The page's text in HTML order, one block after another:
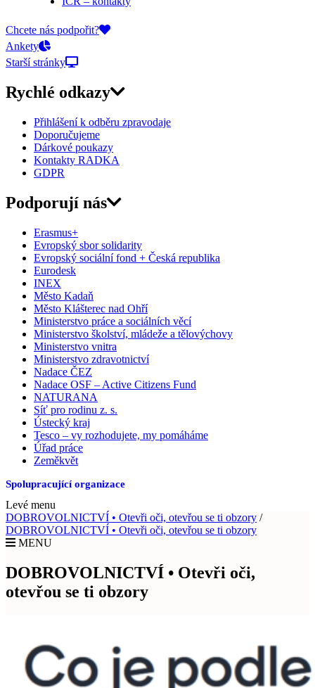
On-line přihlášky
Chcete nás podpořit?
Ankety
Starší stránky
Rychlé odkazy
Přihlášení k odběru zpravodaje
Doporučujeme
Dárkové poukazy
Kontakty RADKA
GDPR
Podporují nás
Erasmus+
Evropský sbor solidarity
Evropský sociální fond + Česká republika
Eurodesk
INEX
Město Kadaň
Město Klášterec nad Ohří
Ministerstvo práce a sociálních věcí
Ministerstvo školství, mládeže a tělovýchovy
Ministerstvo vnitra
Ministerstvo zdravotnictví
Nadace ČEZ
Nadace OSF – Active Citizens Fund
NATURANA
Síť pro rodinu z. s.
Ústecký kraj
Tesco – vy rozhodujete, my pomáháme
Úřad práce
Zeměkvět
Spolupracující organizace
Levé menu
DOBROVOLNICTVÍ • Otevři oči, otevřou se ti obzory /
DOBROVOLNICTVÍ • Otevři oči, otevřou se ti obzory
MENU
DOBROVOLNICTVÍ • Otevři oči,
otevřou se ti obzory